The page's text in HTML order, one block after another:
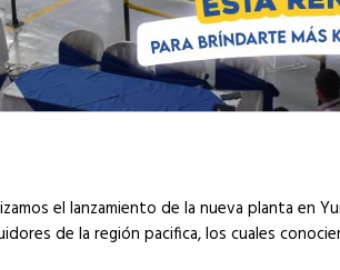
el lanzamiento de la nueva planta en
de la región pacifica, los cuales